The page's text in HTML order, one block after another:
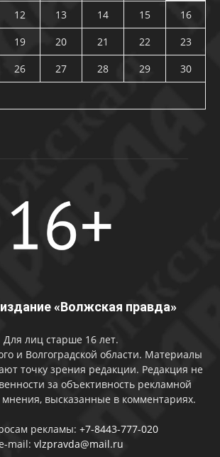
12 13 14 15
16
19 20 21 22
23
26 27 28 29
30
«Волжская правда»
Для лиц старше 16 лет.
и Волгоградской области. Материалы
точку зрения редакции. Редакция не
за объективность рекламной
высказанные в комментариях.
рекламы: +7-8443-777-020
mail: vlzpravda@mail.ru